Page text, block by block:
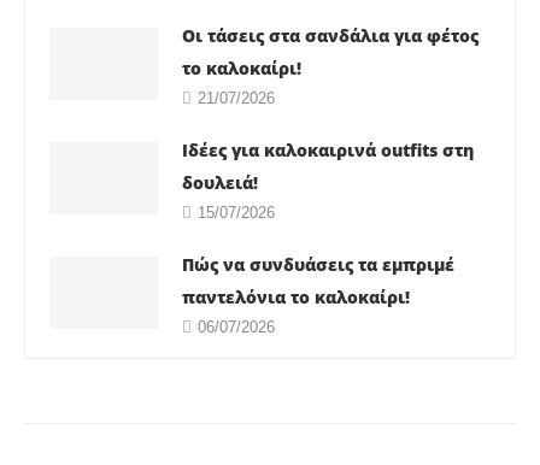
Οι τάσεις στα σανδάλια για φέτος
το καλοκαίρι!
21/07/2026
Ιδέες για καλοκαιρινά outfits στη
δουλειά!
15/07/2026
Πώς να συνδυάσεις τα εμπριμέ
παντελόνια το καλοκαίρι!
06/07/2026